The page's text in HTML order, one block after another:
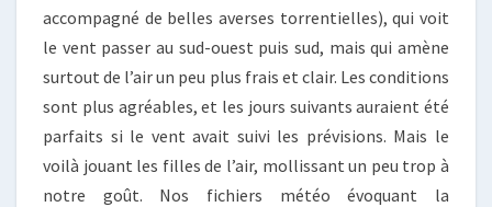
accompagné de belles averses torrentielles), qui voit
le vent passer au sud-ouest puis sud, mais qui amène
surtout de l’air un peu plus frais et clair. Les conditions
sont plus agréables, et les jours suivants auraient été
parfaits si le vent avait suivi les prévisions. Mais le
voilà jouant les filles de l’air, mollissant un peu trop à
notre goût. Nos fichiers météo évoquant la